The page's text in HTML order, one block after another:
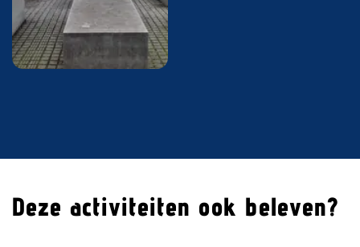
Deze activiteiten ook beleven?